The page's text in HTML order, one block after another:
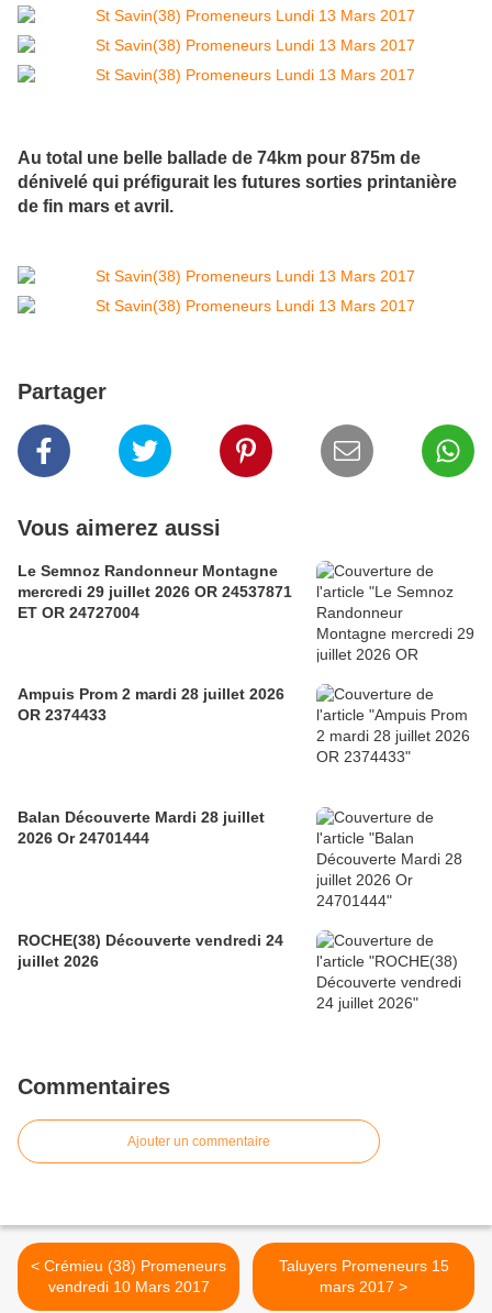
Au total une belle ballade de 74km pour 875m de
dénivelé qui préfigurait les futures sorties printanière
de fin mars et avril.
Partager
Vous aimerez aussi
Le Semnoz Randonneur Montagne
mercredi 29 juillet 2026 OR 24537871
ET OR 24727004
Ampuis Prom 2 mardi 28 juillet 2026
OR 2374433
Balan Découverte Mardi 28 juillet
2026 Or 24701444
ROCHE(38) Découverte vendredi 24
juillet 2026
Commentaires
Ajouter un commentaire
< Crémieu (38) Promeneurs
vendredi 10 Mars 2017
Taluyers Promeneurs 15
mars 2017 >